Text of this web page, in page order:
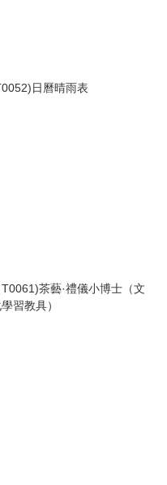
日曆晴雨表
T0061)茶藝·禮儀小博士（文
習教具）